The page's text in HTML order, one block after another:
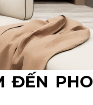
ĐẾN